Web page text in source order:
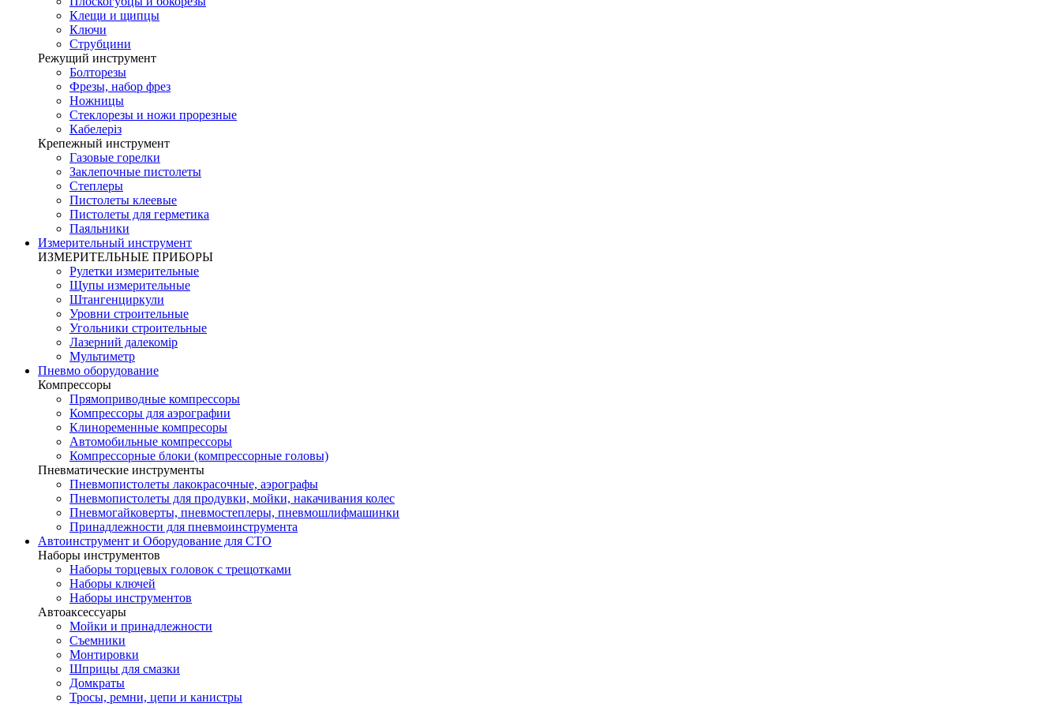
Клещи и щипцы
Ключи
Струбцини
Режущий инструмент
Болторезы
Фрезы, набор фрез
Ножницы
Стеклорезы и ножи прорезные
Кабелеріз
Крепежный инструмент
Газовые горелки
Заклепочные пистолеты
Степлеры
Пистолеты клеевые
Пистолеты для герметика
Паяльники
Измерительный инструмент
ИЗМЕРИТЕЛЬНЫЕ ПРИБОРЫ
Рулетки измерительные
Щупы измерительные
Штангенциркули
Уровни строительные
Угольники строительные
Лазерний далекомір
Мультиметр
Пневмо оборудование
Компрессоры
Прямоприводные компрессоры
Компрессоры для аэрографии
Клиноременные компресоры
Автомобильные компрессоры
Компрессорные блоки (компрессорные головы)
Пневматические инструменты
Пневмопистолеты лакокрасочные, аэрографы
Пневмопистолеты для продувки, мойки, накачивания колес
Пневмогайковерты, пневмостеплеры, пневмошлифмашинки
Принадлежности для пневмоинструмента
Автоинструмент и Оборудование для СТО
Наборы инструментов
Наборы торцевых головок c трещотками
Наборы ключей
Наборы инструментов
Автоаксессуары
Мойки и принадлежности
Съемники
Монтировки
Шприцы для смазки
Домкраты
Тросы, ремни, цепи и канистры